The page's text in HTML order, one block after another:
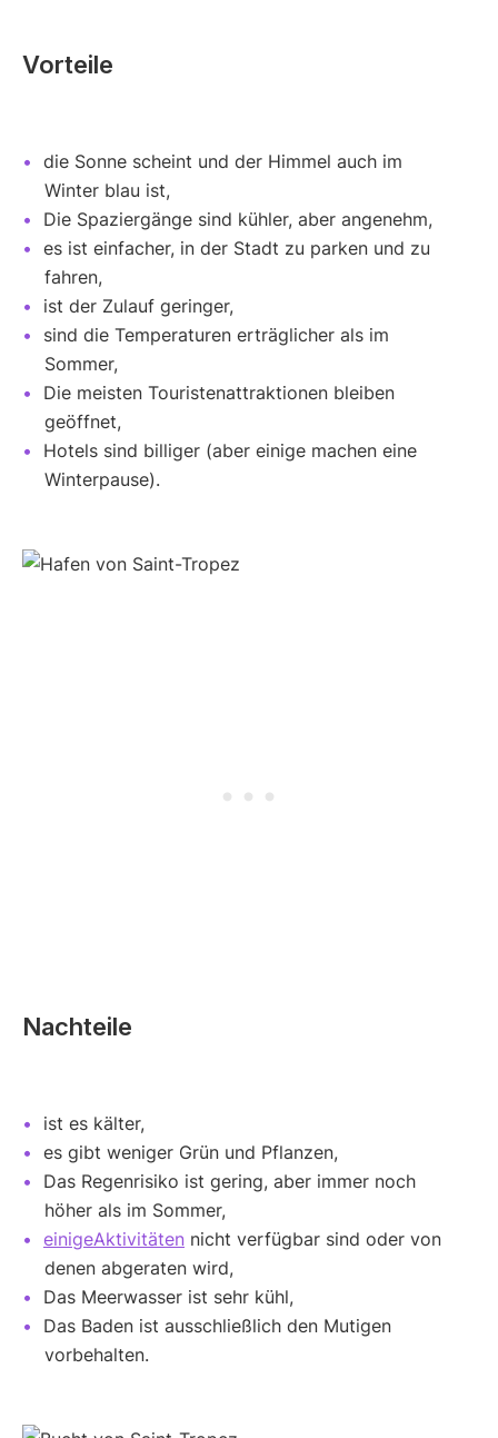
Vorteile
die Sonne scheint und der Himmel auch im
Winter blau ist,
Die Spaziergänge sind kühler, aber angenehm,
es ist einfacher, in der Stadt zu parken und zu
fahren,
ist der Zulauf geringer,
sind die Temperaturen erträglicher als im
Sommer,
Die meisten Touristenattraktionen bleiben
geöffnet,
Hotels sind billiger (aber einige machen eine
Winterpause).
Nachteile
ist es kälter,
es gibt weniger Grün und Pflanzen,
Das Regenrisiko ist gering, aber immer noch
höher als im Sommer,
einigeAktivitäten nicht verfügbar sind oder von
denen abgeraten wird,
Das Meerwasser ist sehr kühl,
Das Baden ist ausschließlich den Mutigen
vorbehalten.